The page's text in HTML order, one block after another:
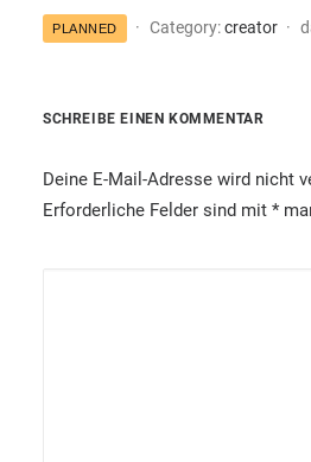
PLANNED Category:creator
SCHREIBE EINEN KOMMENTAR
Deine E-Mail-Adresse wird nicht
Erforderliche Felder sind mit *